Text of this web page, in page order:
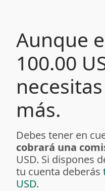
Aunque
100.00
más.
Debes tener en
cobrará una
USD. Si dispones
tu cuenta deberás
USD.